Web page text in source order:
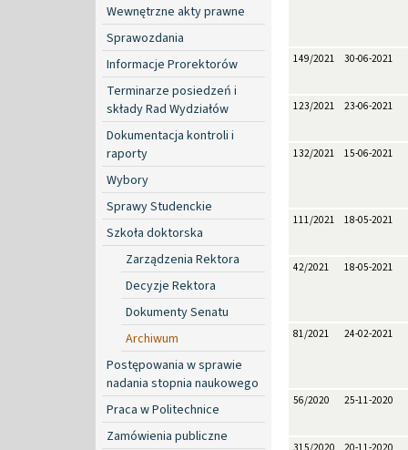
Wewnętrzne akty prawne
Sprawozdania
Informacje Prorektorów
Terminarze posiedzeń i
składy Rad Wydziałów
Dokumentacja kontroli i
raporty
Wybory
Sprawy Studenckie
Szkoła doktorska
Zarządzenia Rektora
Decyzje Rektora
Dokumenty Senatu
Archiwum
Postępowania w sprawie
nadania stopnia naukowego
Praca w Politechnice
Zamówienia publiczne
149/2021 30-06-2021
123/2021 23-06-2021
132/2021 15-06-2021
111/2021 18-05-2021
42/2021 18-05-2021
81/2021 24-02-2021
56/2020 25-11-2020